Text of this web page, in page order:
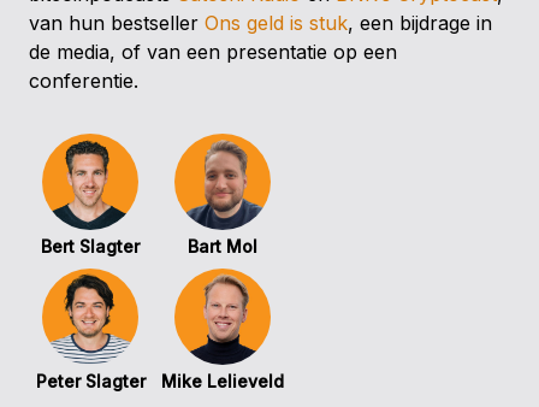
van hun bestseller Ons geld is stuk, een bijdrage in
de media, of van een presentatie op een
conferentie.
Bert Slagter Bart Mol
Peter Slagter Mike Lelieveld